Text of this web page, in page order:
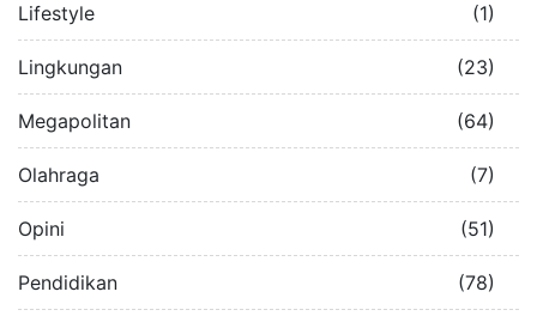
Lifestyle (1)
Lingkungan (23)
Megapolitan (64)
Olahraga (7)
Opini (51)
Pendidikan (78)